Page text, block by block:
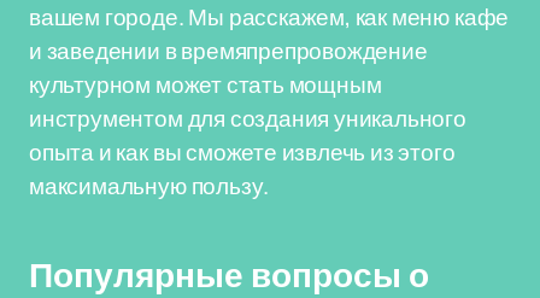
вашем городе. Мы расскажем, как меню кафе
и заведении в времяпрепровождение
культурном может стать мощным
инструментом для создания уникального
опыта и как вы сможете извлечь из этого
максимальную пользу.
Популярные вопросы о